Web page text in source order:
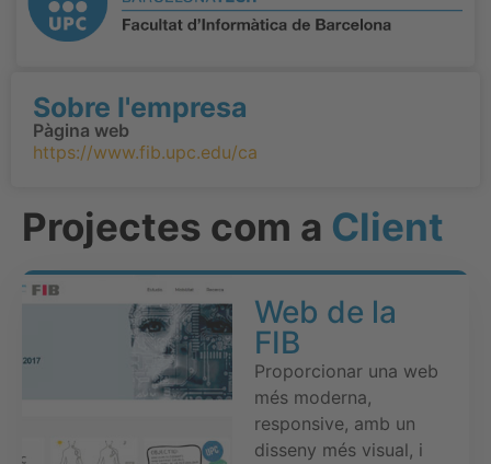
Projectes com a Client
Web de la
FIB
Proporcionar una web
més moderna,
responsive, amb un
disseny més visual, i
Sobre l'empresa
Pàgina web
https://www.fib.upc.edu/ca